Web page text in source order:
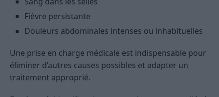
Fièvre persistante
Douleurs abdominales intenses ou inhabituelles
Une prise en charge médicale est indispensable pour
éliminer d’autres causes possibles et adapter un
traitement approprié.